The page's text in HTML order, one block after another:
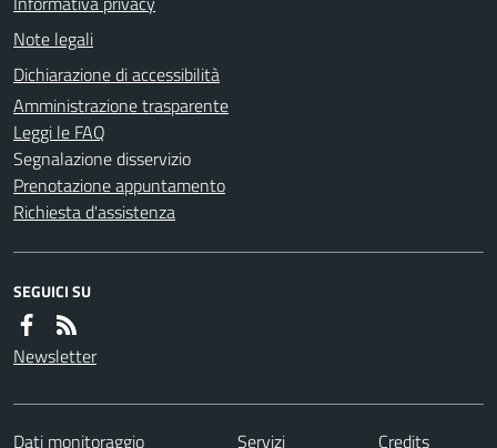
Note legali
Dichiarazione di accessibilità
Amministrazione trasparente
Leggi le FAQ
Segnalazione disservizio
Prenotazione appuntamento
Richiesta d'assistenza
SEGUICI SU
Newsletter
Dati monitoraggio Servizi Credits